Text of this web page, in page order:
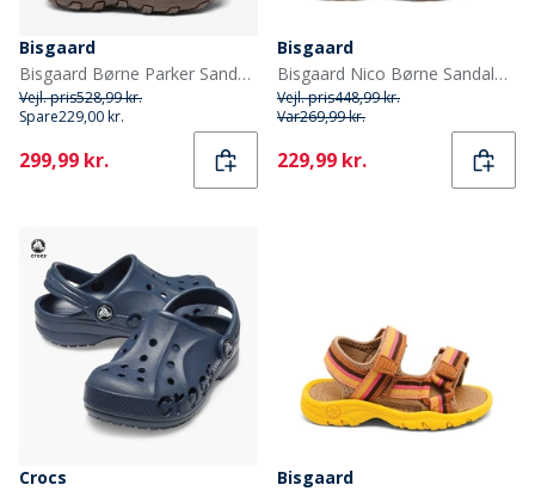
Bisgaard
Bisgaard Børne Parker Sandaler Cacao Beige
Vejl. pris528,99 kr.
Spare229,00 kr.
Current
299,99 kr.
Bisgaard
Bisgaard Nico Børne Sandaler Mocha
Vejl. pris448,99 kr.
Var269,99 kr.
Current
229,99 kr.
Crocs
Bisgaard